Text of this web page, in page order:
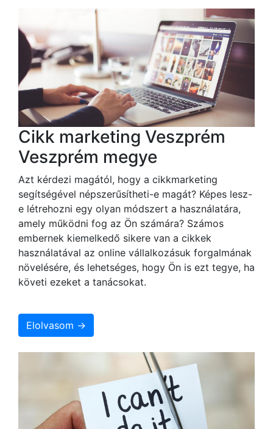
Cikk marketing Veszprém
Veszprém megye
Azt kérdezi magától, hogy a cikkmarketing
segítségével népszerűsítheti-e magát? Képes lesz-
e létrehozni egy olyan módszert a használatára,
amely működni fog az Ön számára? Számos
embernek kiemelkedő sikere van a cikkek
használatával az online vállalkozásuk forgalmának
növelésére, és lehetséges, hogy Ön is ezt tegye, ha
követi ezeket a tanácsokat.
Elolvasom →